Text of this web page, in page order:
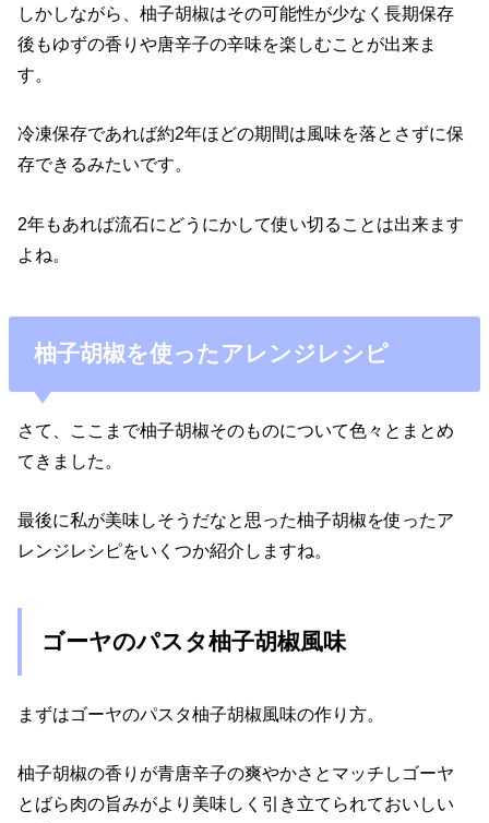
しかしながら、柚子胡椒はその可能性が少なく長期保存
後もゆずの香りや唐辛子の辛味を楽しむことが出来ま
す。
冷凍保存であれば約2年ほどの期間は風味を落とさずに保
存できるみたいです。
2年もあれば流石にどうにかして使い切ることは出来ます
よね。
柚子胡椒を使ったアレンジレシピ
さて、ここまで柚子胡椒そのものについて色々とまとめ
てきました。
最後に私が美味しそうだなと思った柚子胡椒を使ったア
レンジレシピをいくつか紹介しますね。
ゴーヤのパスタ柚子胡椒風味
まずはゴーヤのパスタ柚子胡椒風味の作り方。
柚子胡椒の香りが青唐辛子の爽やかさとマッチしゴーヤ
とばら肉の旨みがより美味しく引き立てられておいしい